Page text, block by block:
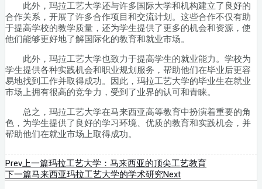
此外，玛拉工艺大学还与许多国际大学和机构建立了良好的
合作关系，开展了许多合作项目和交流计划。这些合作不仅有助
于提高学校的教学质量，还为学生提供了更多的机会和资源，使
他们能够更好地了解国际化的教育和就业市场。
此外，玛拉工艺大学也致力于提高学生的就业能力。学校为
学生提供各种实践机会和职业规划服务，帮助他们在毕业后更容
易地找到工作并取得成功。因此，玛拉工艺大学的毕业生在就业
市场上拥有很高的竞争力，受到了业界的认可和青睐。
总之，玛拉工艺大学在马来西亚高等教育中扮演着重要的角
色，为学生提供了良好的学习环境、优质的教育和实践机会，并
帮助他们在就业市场上取得成功。
Prev上一篇玛拉工艺大学：马来西亚的顶尖工艺教育
下一篇马来西亚玛拉工艺大学的学术研究Next